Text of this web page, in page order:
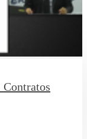
Contratos